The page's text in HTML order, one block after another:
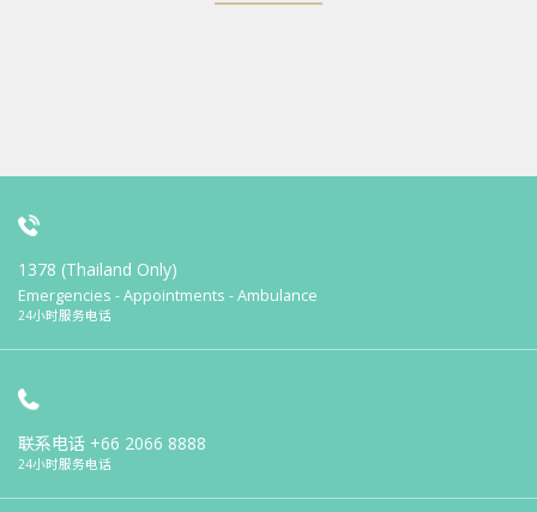
1378 (Thailand Only)
Emergencies - Appointments - Ambulance
24小时服务电话
联系电话 +66 2066 8888
24小时服务电话